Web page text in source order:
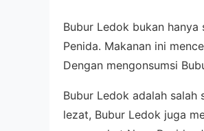
Bubur Ledok bukan
Penida. Makanan ini
Dengan mengonsumsi
Bubur Ledok adalah
lezat, Bubur Ledok juga